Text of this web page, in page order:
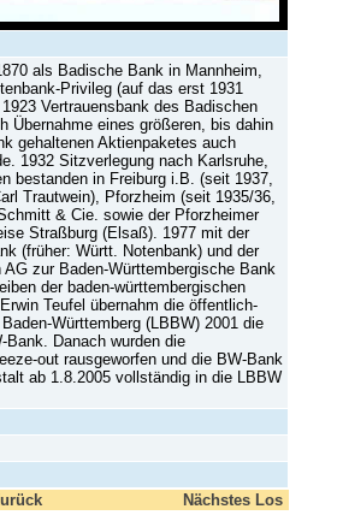
als Badische Bank in Mannheim,
Privileg (auf das erst 1931
Vertrauensbank des Badischen
Übernahme eines größeren, bis dahin
gehaltenen Aktienpaketes auch
1932 Sitzverlegung nach Karlsruhe,
bestanden in Freiburg i.B. (seit 1937,
Trautwein), Pforzheim (seit 1935/36,
& Cie. sowie der Pforzheimer
Straßburg (Elsaß). 1977 mit der
(früher: Württ. Notenbank) und der
AG zur Baden-Württembergische Bank
der baden-württembergischen
Teufel übernahm die öffentlich-
Württemberg (LBBW) 2001 die
Danach wurden die
out rausgeworfen und die BW-Bank
ab 1.8.2005 vollständig in die LBBW
Nächstes Los